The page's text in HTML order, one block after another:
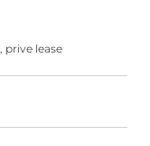
, prive lease